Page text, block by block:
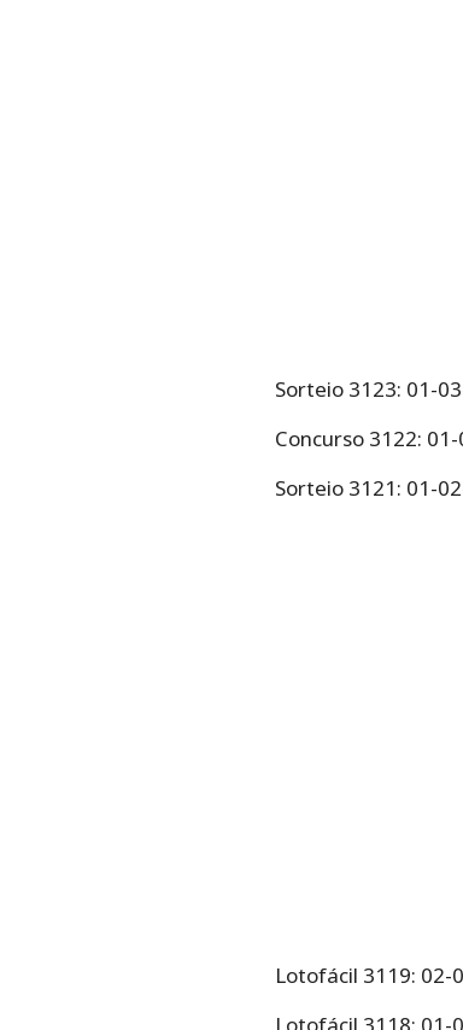
Sorteio 3123: 01-
Concurso 3122:
Sorteio 3121: 01-
Lotofácil 3119: